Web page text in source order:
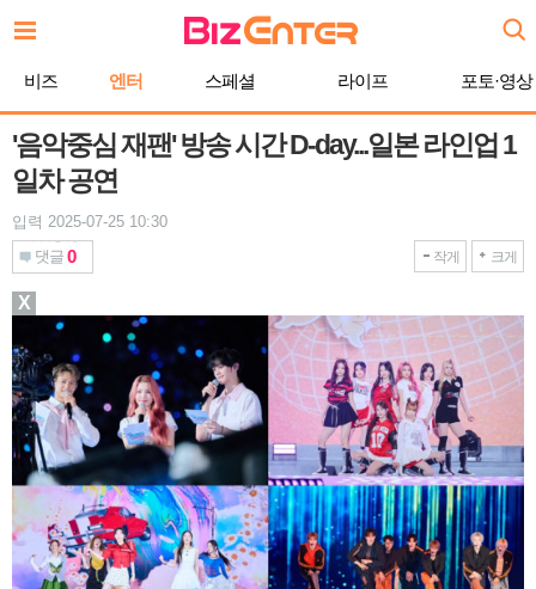
문
비즈 엔터 스페셜 라이프 포토·영상
'음악중심 재팬' 방송 시간 D-day...일본 라인업 1
일차 공연
입력 2025-07-25 10:30
댓글 0 작게 크게
X